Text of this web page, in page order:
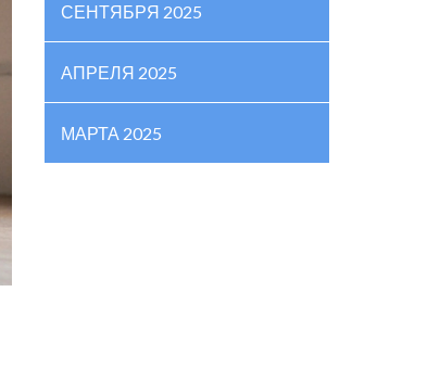
СЕНТЯБРЯ 2025
АПРЕЛЯ 2025
МАРТА 2025